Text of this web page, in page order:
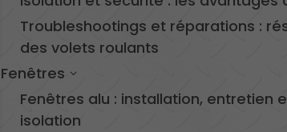
Troubleshootings et réparations :
des volets roulants
Fenêtres
Fenêtres alu : installation, entretien
isolation